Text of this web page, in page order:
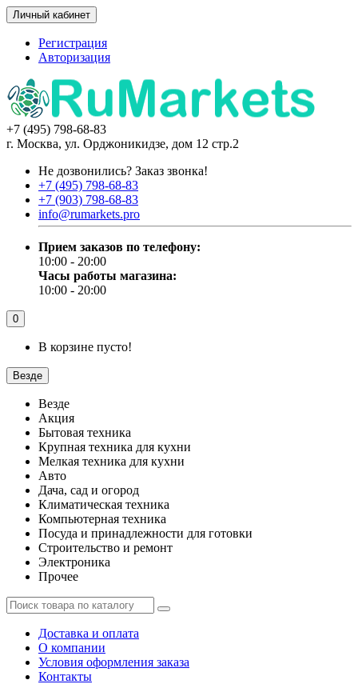
Личный кабинет
Регистрация
Авторизация
+7 (495) 798-68-83
г. Москва, ул. Орджоникидзе, дом 12 стр.2
Не дозвонились? Заказ звонка!
+7 (495) 798-68-83
+7 (903) 798-68-83
info@rumarkets.pro
Прием заказов по телефону:
10:00 - 20:00
Часы работы магазина:
10:00 - 20:00
0
В корзине пусто!
Везде
Везде
Акция
Бытовая техника
Крупная техника для кухни
Мелкая техника для кухни
Авто
Дача, сад и огород
Климатическая техника
Компьютерная техника
Посуда и принадлежности для готовки
Строительство и ремонт
Электроника
Прочее
Доставка и оплата
О компании
Условия оформления заказа
Контакты